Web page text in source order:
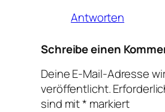
Antworten
Schreibe einen
Deine E-Mail-Adresse
veröffentlicht.
sind mit* markiert